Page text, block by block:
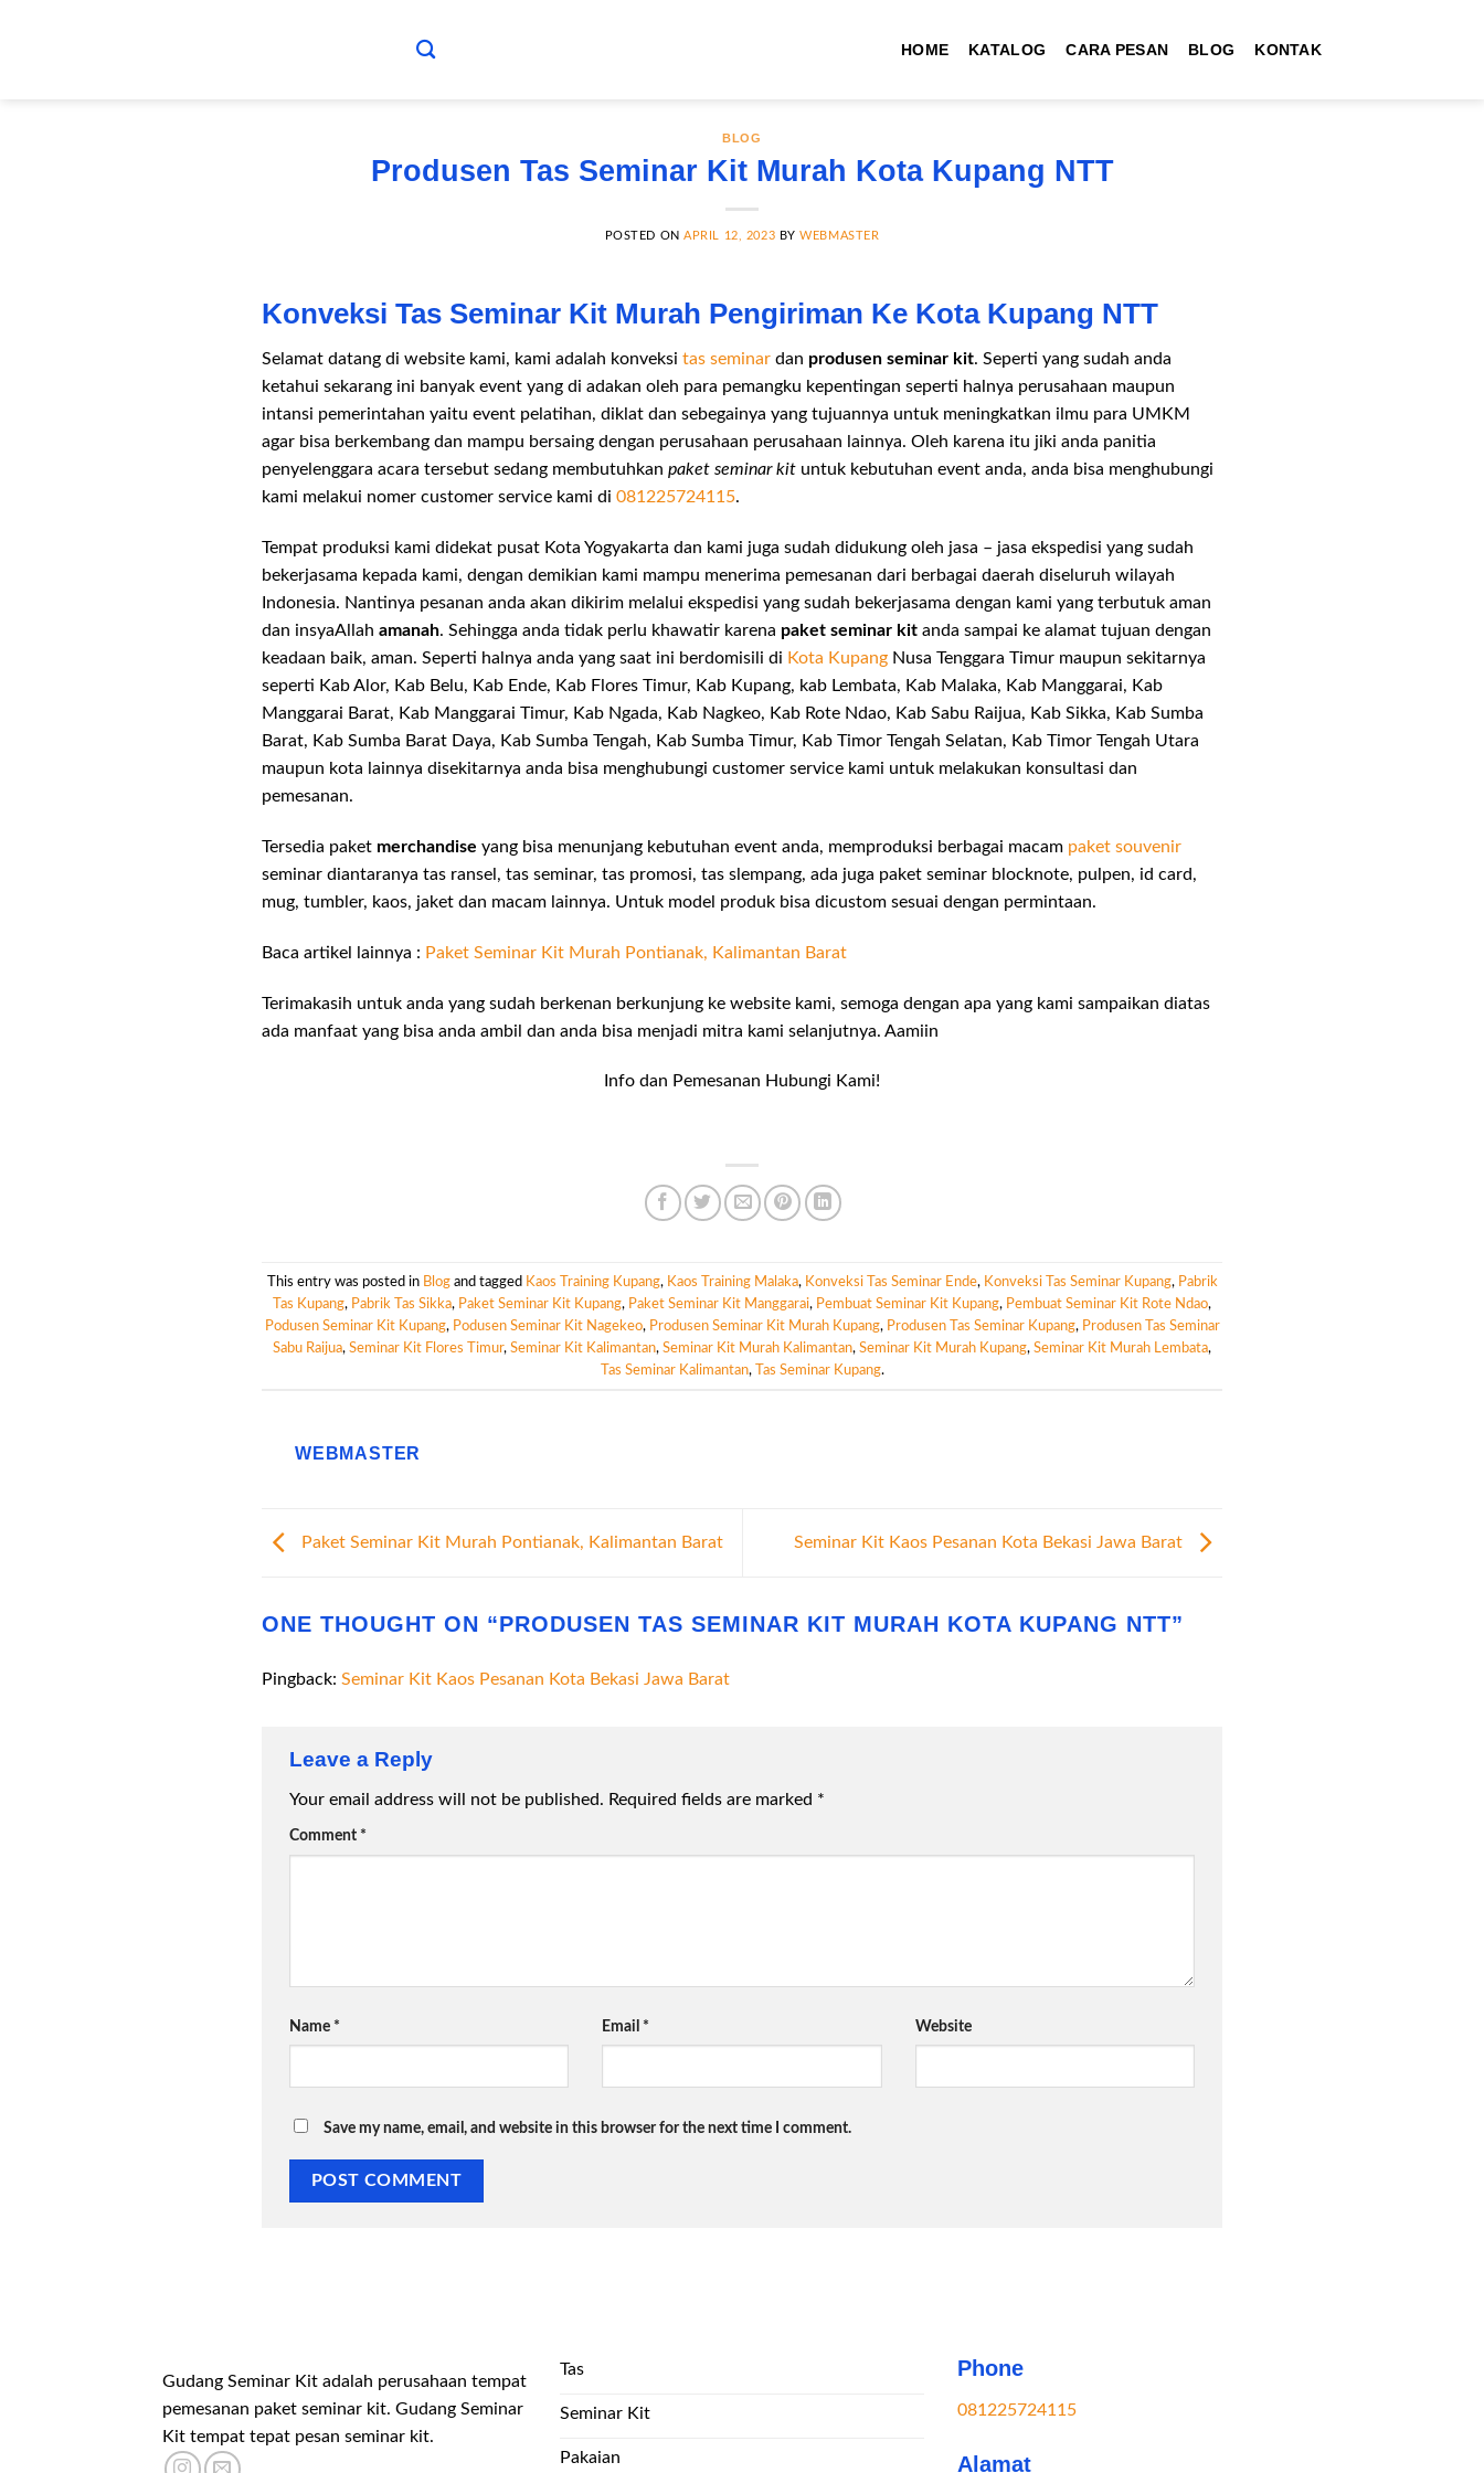
HOME KATALOG CARA PESAN BLOG KONTAK
BLOG
Produsen Tas Seminar Kit Murah Kota Kupang NTT
POSTED ONAPRIL 12, 2023 BYWEBMASTER
Konveksi Tas Seminar Kit Murah Pengiriman Ke Kota Kupang NTT
Selamat datang di website kami, kami adalah konveksi tas seminar dan produsen seminar kit. Seperti yang sudah anda
ketahui sekarang ini banyak event yang di adakan oleh para pemangku kepentingan seperti halnya perusahaan maupun
intansi pemerintahan yaitu event pelatihan, diklat dan sebegainya yang tujuannya untuk meningkatkan ilmu para UMKM
agar bisa berkembang dan mampu bersaing dengan perusahaan perusahaan lainnya. Oleh karena itu jiki anda panitia
penyelenggara acara tersebut sedang membutuhkan paket seminar kit untuk kebutuhan event anda, anda bisa menghubungi
kami melakui nomer customer service kami di 081225724115.
Tempat produksi kami didekat pusat Kota Yogyakarta dan kami juga sudah didukung oleh jasa – jasa ekspedisi yang sudah
bekerjasama kepada kami, dengan demikian kami mampu menerima pemesanan dari berbagai daerah diseluruh wilayah
Indonesia. Nantinya pesanan anda akan dikirim melalui ekspedisi yang sudah bekerjasama dengan kami yang terbutuk aman
dan insyaAllah amanah. Sehingga anda tidak perlu khawatir karena paket seminar kit anda sampai ke alamat tujuan dengan
keadaan baik, aman. Seperti halnya anda yang saat ini berdomisili di Kota Kupang Nusa Tenggara Timur maupun sekitarnya
seperti Kab Alor, Kab Belu, Kab Ende, Kab Flores Timur, Kab Kupang, kab Lembata, Kab Malaka, Kab Manggarai, Kab
Manggarai Barat, Kab Manggarai Timur, Kab Ngada, Kab Nagkeo, Kab Rote Ndao, Kab Sabu Raijua, Kab Sikka, Kab Sumba
Barat, Kab Sumba Barat Daya, Kab Sumba Tengah, Kab Sumba Timur, Kab Timor Tengah Selatan, Kab Timor Tengah Utara
maupun kota lainnya disekitarnya anda bisa menghubungi customer service kami untuk melakukan konsultasi dan
pemesanan.
Tersedia paket merchandise yang bisa menunjang kebutuhan event anda, memproduksi berbagai macam paket souvenir
seminar diantaranya tas ransel, tas seminar, tas promosi, tas slempang, ada juga paket seminar blocknote, pulpen, id card,
mug, tumbler, kaos, jaket dan macam lainnya. Untuk model produk bisa dicustom sesuai dengan permintaan.
Baca artikel lainnya : Paket Seminar Kit Murah Pontianak, Kalimantan Barat
Terimakasih untuk anda yang sudah berkenan berkunjung ke website kami, semoga dengan apa yang kami sampaikan diatas
ada manfaat yang bisa anda ambil dan anda bisa menjadi mitra kami selanjutnya. Aamiin
Info dan Pemesanan Hubungi Kami!
This entry was posted in Blogand tagged Kaos Training Kupang, Kaos Training Malaka, Konveksi Tas Seminar Ende, Konveksi Tas Seminar Kupang, Pabrik
Tas Kupang, Pabrik Tas Sikka, Paket Seminar Kit Kupang, Paket Seminar Kit Manggarai, Pembuat Seminar Kit Kupang, Pembuat Seminar Kit Rote Ndao,
Podusen Seminar Kit Kupang, Podusen Seminar Kit Nagekeo, Produsen Seminar Kit Murah Kupang, Produsen Tas Seminar Kupang, Produsen Tas Seminar
Sabu Raijua, Seminar Kit Flores Timur, Seminar Kit Kalimantan, Seminar Kit Murah Kalimantan, Seminar Kit Murah Kupang, Seminar Kit Murah Lembata,
Tas Seminar Kalimantan, Tas Seminar Kupang.
WEBMASTER
Paket Seminar Kit Murah Pontianak, Kalimantan Barat Seminar Kit Kaos Pesanan Kota Bekasi Jawa Barat
ONE THOUGHT ON “PRODUSEN TAS SEMINAR KIT MURAH KOTA KUPANG NTT”
Pingback: Seminar Kit Kaos Pesanan Kota Bekasi Jawa Barat
Leave a Reply
Your email address will not be published. Required fields are marked *
Comment *
Name * Email * Website
Save my name, email, and website in this browser for the next time I comment.
Gudang Seminar Kit adalah perusahaan tempat
pemesanan paket seminar kit. Gudang Seminar
Kit tempat tepat pesan seminar kit.
Tas
Seminar Kit
Pakaian
Phone
081225724115
Alamat